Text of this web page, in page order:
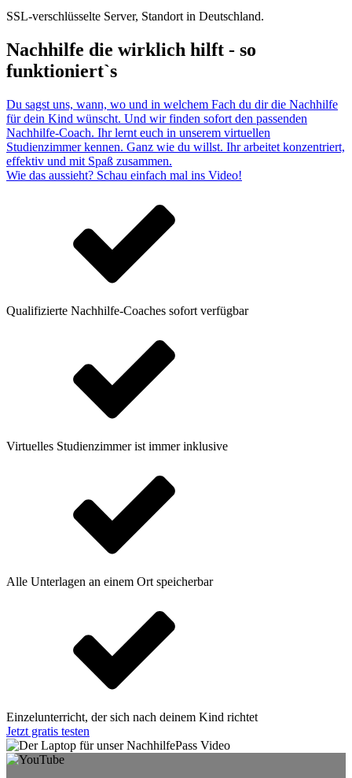
SSL-verschlüsselte Server, Standort in Deutschland.
Nachhilfe die wirklich hilft - so
funktioniert`s
Du sagst uns, wann, wo und in welchem Fach du dir die Nachhilfe
für dein Kind wünscht. Und wir finden sofort den passenden
Nachhilfe-Coach. Ihr lernt euch in unserem virtuellen
Studienzimmer kennen. Ganz wie du willst. Ihr arbeitet konzentriert,
effektiv und mit Spaß zusammen.
Wie das aussieht? Schau einfach mal ins Video!
Qualifizierte Nachhilfe-Coaches sofort verfügbar
Virtuelles Studienzimmer ist immer inklusive
Alle Unterlagen an einem Ort speicherbar
Einzelunterricht, der sich nach deinem Kind richtet
Jetzt gratis testen